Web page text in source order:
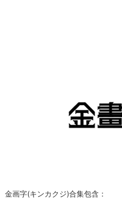
金画字(キンカクジ)合集包含：